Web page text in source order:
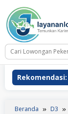
konten
Rekomendasi:
Kerja PT
Beranda D3